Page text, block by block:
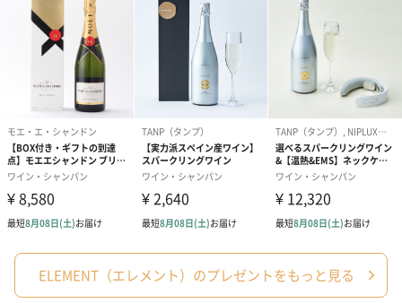
ELEMENT（エレメント）のプレゼントをもっと見る